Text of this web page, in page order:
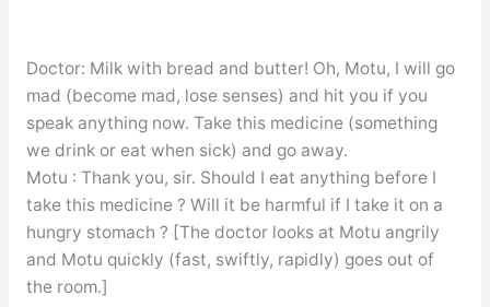
Doctor: Milk with bread and butter! Oh, Motu, I will go
mad (become mad, lose senses) and hit you if you
speak anything now. Take this medicine (something
we drink or eat when sick) and go away.
Motu : Thank you, sir. Should I eat anything before I
take this medicine ? Will it be harmful if I take it on a
hungry stomach ? [The doctor looks at Motu angrily
and Motu quickly (fast, swiftly, rapidly) goes out of
the room.]